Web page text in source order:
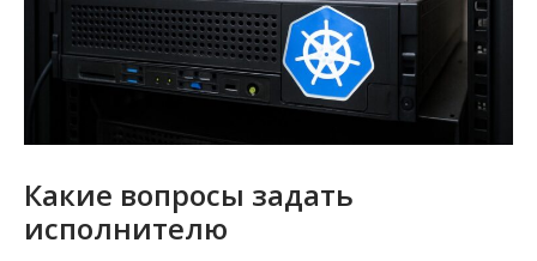
Какие вопросы задать
исполнителю